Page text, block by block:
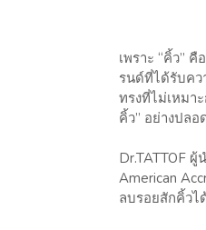
เพราะ “คิ้ว”
รนด์ที่ได้รับคว
ทรงที่ไม่เหมา
คิ้ว” อย่างปลอ
Dr.TATTOF
American
ลบรอยสักคิ้วไ